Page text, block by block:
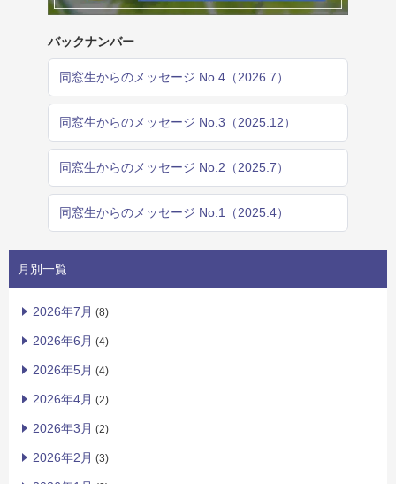
バックナンバー
同窓生からのメッセージ No.4（2026.7）
同窓生からのメッセージ No.3（2025.12）
同窓生からのメッセージ No.2（2025.7）
同窓生からのメッセージ No.1（2025.4）
月別一覧
2026年7月 (8)
2026年6月 (4)
2026年5月 (4)
2026年4月 (2)
2026年3月 (2)
2026年2月 (3)